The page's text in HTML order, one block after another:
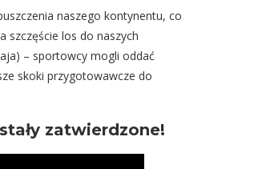
naszego kontynentu, co
szczęście los do naszych
– sportowcy mogli oddać
skoki przygotowawcze do
zatwierdzone!